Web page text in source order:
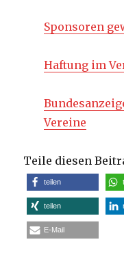
Sponsoren
Haftung im
Vereine
Teile diesen
teilen
teilen
E-Mail